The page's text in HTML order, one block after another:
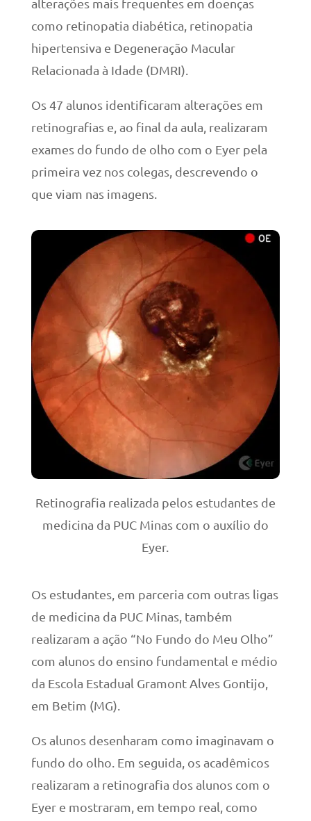
alterações mais frequentes em doenças
como retinopatia diabética, retinopatia
hipertensiva e Degeneração Macular
Relacionada à Idade (DMRI).
Os 47 alunos identificaram alterações em
retinografias e, ao final da aula, realizaram
exames do fundo de olho com o Eyer pela
primeira vez nos colegas, descrevendo o
que viam nas imagens.
Retinografia realizada pelos estudantes de
medicina da PUC Minas com o auxílio do
Eyer.
Os estudantes, em parceria com outras ligas
de medicina da PUC Minas, também
realizaram a ação “No Fundo do Meu Olho”
com alunos do ensino fundamental e médio
da Escola Estadual Gramont Alves Gontijo,
em Betim (MG).
Os alunos desenharam como imaginavam o
fundo do olho. Em seguida, os acadêmicos
realizaram a retinografia dos alunos com o
Eyer e mostraram, em tempo real, como